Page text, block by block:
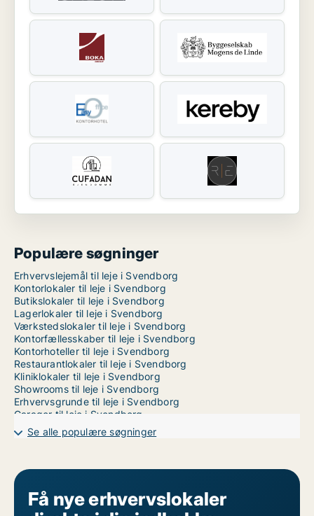
Populære søgninger
Erhvervslejemål til leje i Svendborg
Kontorlokaler til leje i Svendborg
Butikslokaler til leje i Svendborg
Lagerlokaler til leje i Svendborg
Værkstedslokaler til leje i Svendborg
Kontorfællesskaber til leje i Svendborg
Kontorhoteller til leje i Svendborg
Restaurantlokaler til leje i Svendborg
Kliniklokaler til leje i Svendborg
Showrooms til leje i Svendborg
Erhvervsgrunde til leje i Svendborg
Garager til leje i Svendborg
Erhvervslokaler til leje i Odense
Se alle populære søgninger
Få nye erhvervslokaler